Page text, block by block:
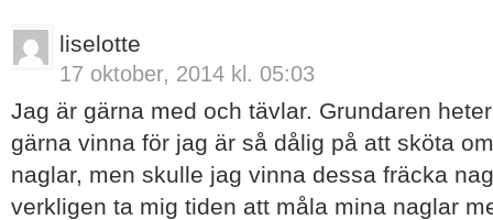
liselotte
17 oktober, 2014 kl. 05:03
Jag är gärna med och tävlar. Grundaren
gärna vinna för jag är så dålig på att sköta
naglar, men skulle jag vinna dessa fräcka
verkligen ta mig tiden att måla mina naglar